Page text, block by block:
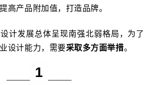
高产品附加值，打造品牌。
计发展总体呈现南强北弱格局，为了
设计能力，需要采取多方面举措。
1